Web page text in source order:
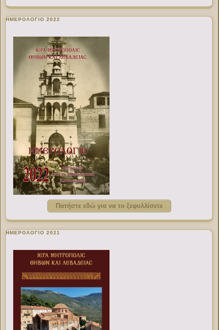
ΗΜΕΡΟΛΟΓΙΟ 2022
Πατήστε εδώ για να το ξεφυλλίσετε
ΗΜΕΡΟΛΟΓΙΟ 2021